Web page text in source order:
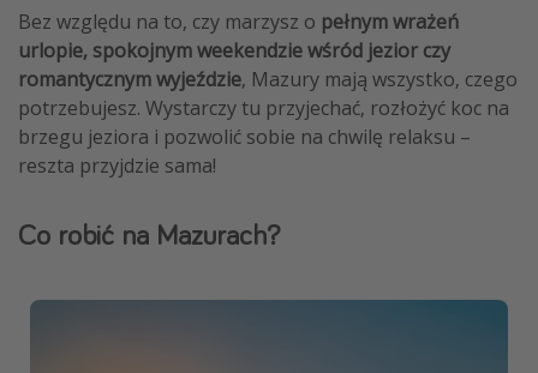
Bez względu na to, czy marzysz o pełnym wrażeń
urlopie, spokojnym weekendzie wśród jezior czy
romantycznym wyjeździe, Mazury mają wszystko, czego
potrzebujesz. Wystarczy tu przyjechać, rozłożyć koc na
brzegu jeziora i pozwolić sobie na chwilę relaksu –
reszta przyjdzie sama!
Co robić na Mazurach?